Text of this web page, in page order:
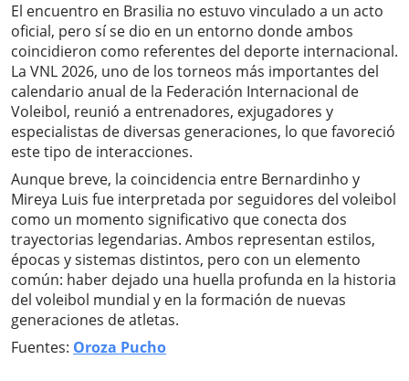
El encuentro en Brasilia no estuvo vinculado a un acto
oficial, pero sí se dio en un entorno donde ambos
coincidieron como referentes del deporte internacional.
La VNL 2026, uno de los torneos más importantes del
calendario anual de la Federación Internacional de
Voleibol, reunió a entrenadores, exjugadores y
especialistas de diversas generaciones, lo que favoreció
este tipo de interacciones.
Aunque breve, la coincidencia entre Bernardinho y
Mireya Luis fue interpretada por seguidores del voleibol
como un momento significativo que conecta dos
trayectorias legendarias. Ambos representan estilos,
épocas y sistemas distintos, pero con un elemento
común: haber dejado una huella profunda en la historia
del voleibol mundial y en la formación de nuevas
generaciones de atletas.
Fuentes: Oroza Pucho